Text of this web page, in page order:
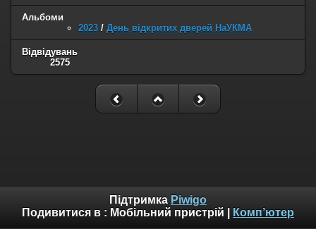
Альбоми
2023 / День відкритих дверей НаУКМА
Відвідувань
2575
Підтримка Piwigo
Подивитися в : Мобільний пристрій Комп’ютер